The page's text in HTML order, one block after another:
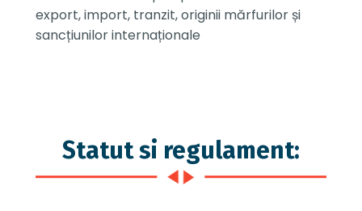
export, import, tranzit, originii mărfurilor și
sancțiunilor internaționale
Statut si regulament: